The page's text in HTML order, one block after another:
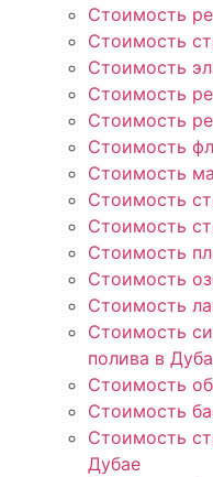
Стоимость
Стоимость
Стоимость
Стоимость
Стоимость
Стоимость
Стоимость
Стоимость
Стоимость
Стоимость
Стоимость
Стоимость
Стоимость
полива в
Стоимость
Стоимость
Стоимость
Дубае